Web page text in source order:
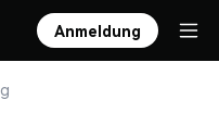
Anmeldung